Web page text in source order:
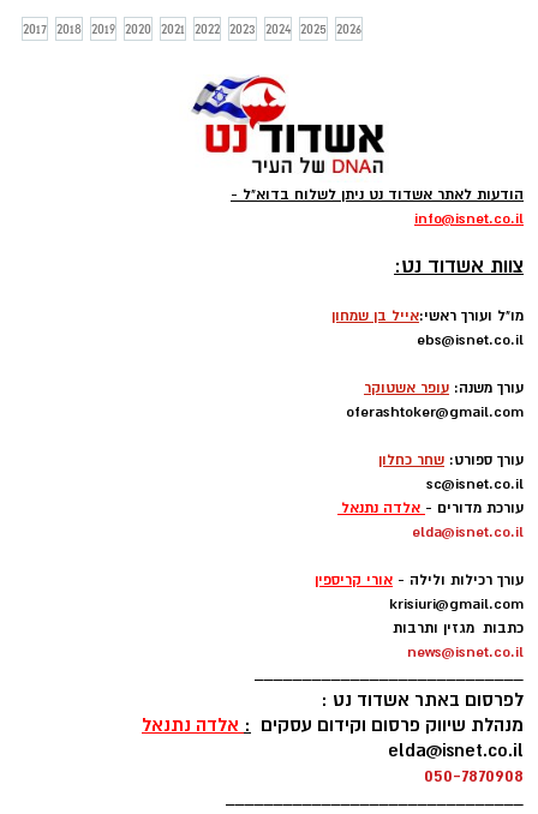
2017 2018 2019 2020 2021 2022 2023 2024 2025 2026
הודעות לאתר אשדוד נט ניתן לשלוח בדוא"ל -
info@isnet.co.il
צוות אשדוד נט:
מו"ל ועורך ראשי:אייל בן שמחון
ebs@isnet.co.il
עורך משנה: עופר אשטוקר
oferashtoker@gmail.com
עורך ספורט: שחר כחלון
sc@isnet.co.il
עורכת מדורים - אלדה נתנאל
elda@isnet.co.il
עורך רכילות ולילה - אורי קריספין
krisiuri@gmail.com
כתבות מגזין ותרבות
news@isnet.co.il
____________________________
לפרסום באתר אשדוד נט :
מנהלת שיווק פרסום וקידום עסקים : אלדה נתנאל
elda@isnet.co.il
050-7870908
_______________________________